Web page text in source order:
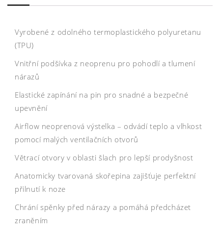
Vyrobené z odolného termoplastického polyuretanu
(TPU)
Vnitřní podšívka z neoprenu pro pohodlí a tlumení
nárazů
Elastické zapínání na pin pro snadné a bezpečné
upevnění
Airflow neoprenová výstelka – odvádí teplo a vlhkost
pomocí malých ventilačních otvorů
Větrací otvory v oblasti šlach pro lepší prodyšnost
Anatomicky tvarovaná skořepina zajišťuje perfektní
přilnutí k noze
Chrání spěnky před nárazy a pomáhá předcházet
zraněním